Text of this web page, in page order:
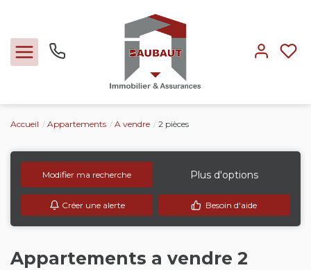
Locations
Expertise
Nos métiers
Accueil Appartements A vendre 2 pièces
Modifier ma recherche Plus d'options
Créer une alerte Besoin d'aide
Appartements a vendre 2